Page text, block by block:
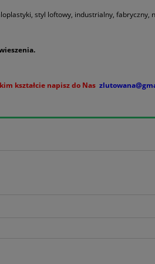
styl loftowy, industrialny, fabryczny,
kształcie napisz do Nas